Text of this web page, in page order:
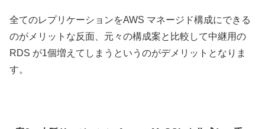
全てのレプリケーションをAWS マネージド構成にできる
のがメリットな反面、元々の構成案と比較して中継用の
RDS が1個増えてしまうというのがデメリットとなりま
す。